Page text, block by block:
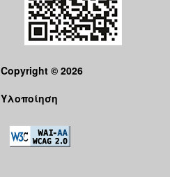
Copyright © 2026
Υλοποίηση